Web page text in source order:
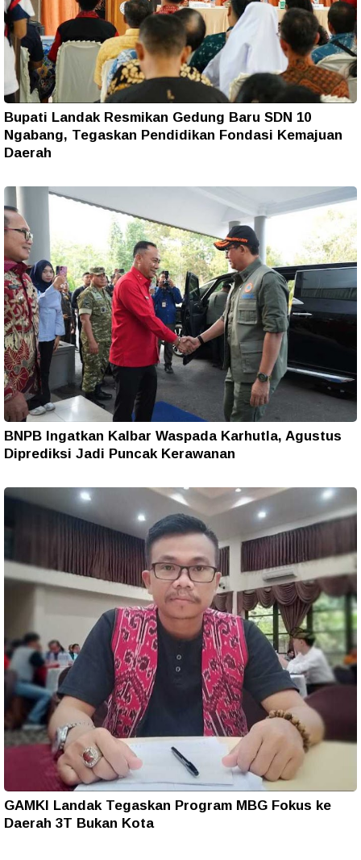
Bupati Landak Resmikan Gedung Baru SDN 10
Ngabang, Tegaskan Pendidikan Fondasi Kemajuan
Daerah
BNPB Ingatkan Kalbar Waspada Karhutla, Agustus
Diprediksi Jadi Puncak Kerawanan
GAMKI Landak Tegaskan Program MBG Fokus ke
Daerah 3T Bukan Kota